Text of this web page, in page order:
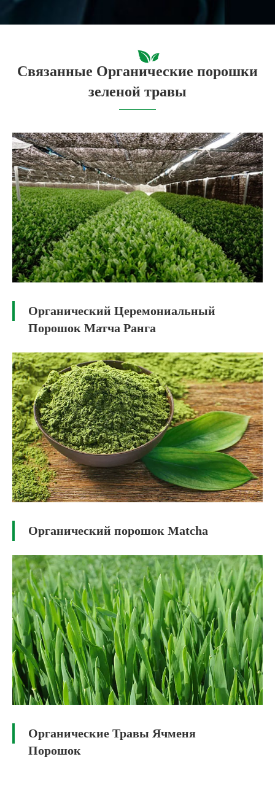
Связанные Органические порошки
зеленой травы
Органический Церемониальный
Порошок Матча Ранга
Органический порошок Matcha
Органические Травы Ячменя
Порошок